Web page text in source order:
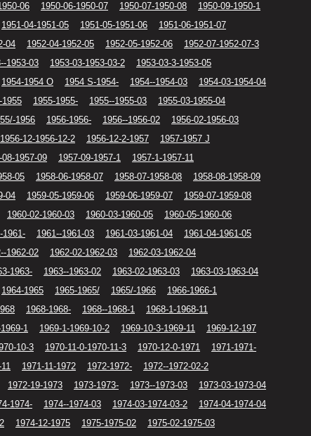
06 1950-06-1950-07 1950-07-1950-08
1950-09-1950-1
1951-04-1951-05 1951-05-1951-06
1951-06-1951-07
04 1952-04-1952-05 1952-05-1952-06
1952-07-1952-07-3
1953-03 1953-03-1953-03-2
1953-03-3-1953-05
1954-1954 O 1954 S-1954- 1954--1954-03
1954-03-1954-04
1955 1955-1955- 1955--1955-03
1955-03-1955-04
1956 1956-1956- 1956--1956-02
1956-02-1956-03
1956-12-1956-12-2 1956-12-2-1957
1957-1957 J
08-1957-09 1957-09-1957-1
1957-1-1957-11
05 1958-06-1958-07 1958-07-1958-08
1958-08-1958-09
04 1959-05-1959-06 1959-06-1959-07
1959-07-1959-08
1960-02-1960-03 1960-03-1960-05
1960-05-1960-06
1961- 1961--1961-03 1961-03-1961-04
1961-04-1961-05
1962-02 1962-02-1962-03
1962-03-1962-04
1963- 1963--1963-02 1963-02-1963-03
1963-03-1963-04
1964-1965 1965-1965/ 1965/-1966
1966-1966-1
1968-1968- 1968--1968-1
1968-1-1968-11
1 1969-1-1969-10-2 1969-10-3-1969-11
1969-12-197
10-3 1970-11-0-1970-11-3 1970-12-0-1971
1971-1971-
1971-11-1972 1972-1972-
1972--1972-02-2
1972-19-1973 1973-1973- 1973--1973-03
1973-03-1973-04
1974- 1974--1974-03 1974-03-1974-03-2
1974-04-1974-04
1974-12-1975 1975-1975-02
1975-02-1975-03